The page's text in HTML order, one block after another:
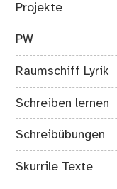
Projekte
PW
Raumschiff Lyrik
Schreiben lernen
Schreibübungen
Skurrile Texte